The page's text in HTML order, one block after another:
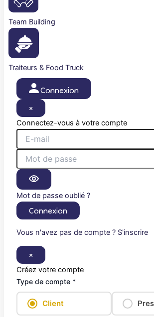
Team Building
Traiteurs & Food Truck
Connexion
×
Connectez-vous à votre compte
Mot de passe oublié ?
Connexion
Vous n'avez pas de compte ? S'inscrire
×
Créez votre compte
Type de compte *
Client